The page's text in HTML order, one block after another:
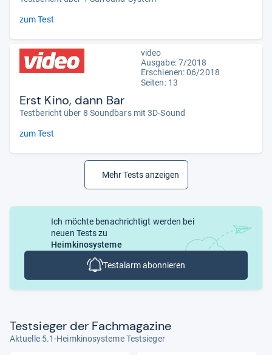
zum Test
video
Ausgabe: 7/2018
Erschienen: 06/2018
Seiten: 13
Erst Kino, dann Bar
Testbericht über 8 Soundbars mit 3D-Sound
zum Test
Mehr Tests anzeigen
Ich möchte benachrichtigt werden bei
neuen Tests zu
Heimkinosysteme
Testalarm abonnieren
Test­sie­ger der Fach­ma­ga­zine
Aktuelle 5.1-Heimkinosysteme Testsieger